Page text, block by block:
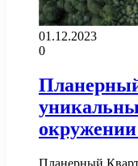
01.12.2023
0
Планерный